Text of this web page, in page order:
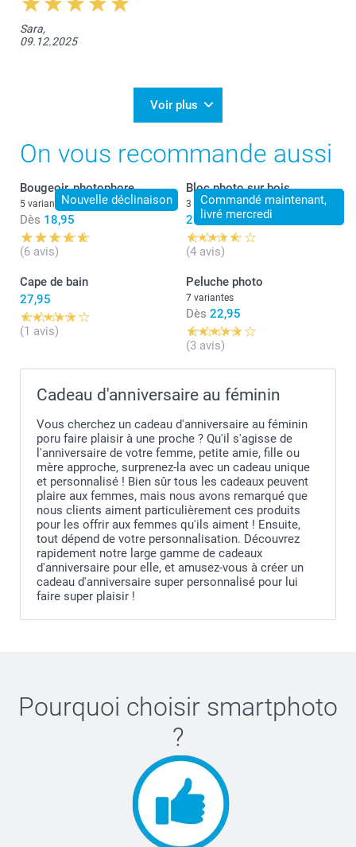
Sara,
09.12.2025
Voir plus
On vous recommande aussi
Nouvelle déclinaison
Bougeoir, photophore
5 variantes
Dès 18,95
(6 avis)
Commandé maintenant,
livré mercredi
Bloc photo sur bois
3 variantes
29,95
(4 avis)
Cape de bain
27,95
(1 avis)
Peluche photo
7 variantes
Dès 22,95
(3 avis)
Cadeau d'anniversaire au féminin
Vous cherchez un cadeau d'anniversaire au féminin
poru faire plaisir à une proche ? Qu'il s'agisse de
l'anniversaire de votre femme, petite amie, fille ou
mère approche, surprenez-la avec un cadeau unique
et personnalisé ! Bien sûr tous les cadeaux peuvent
plaire aux femmes, mais nous avons remarqué que
nous clients aiment particulièrement ces produits
pour les offrir aux femmes qu'ils aiment ! Ensuite,
tout dépend de votre personnalisation. Découvrez
rapidement notre large gamme de cadeaux
d'anniversaire pour elle, et amusez-vous à créer un
cadeau d'anniversaire super personnalisé pour lui
faire super plaisir !
Pourquoi choisir smartphoto
?